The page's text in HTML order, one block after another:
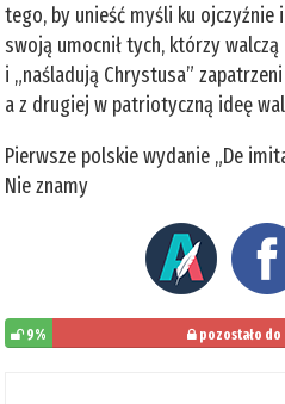
tego, by unieść myśli ku ojczyźnie
swoją umocnił tych, którzy
i „naśladują Chrystusa”
a z drugiej w patriotyczną ideę
Pierwsze polskie wydanie „De
Nie znamy
9% pozostało do